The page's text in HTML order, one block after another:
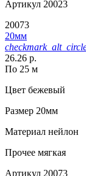
Артикул 20023
20073
20мм
26.26 р.
По 25 м
Цвет бежевый
Размер 20мм
Материал нейлон
Прочее мягкая
Артикул 20073